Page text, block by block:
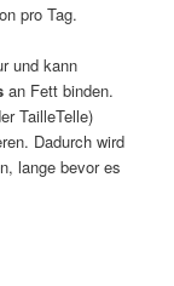
pro Tag.
und kann
an Fett binden.
TailleTelle)
Dadurch wird
lange bevor es